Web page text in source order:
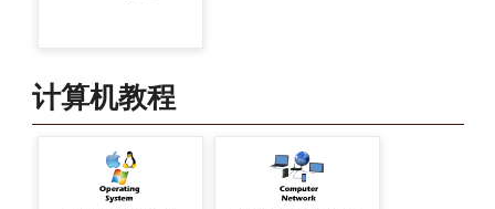
计算机教程